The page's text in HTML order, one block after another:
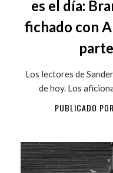
es el día:
fichado con
Los lectores de
de hoy. Los
PUBLICADO POR